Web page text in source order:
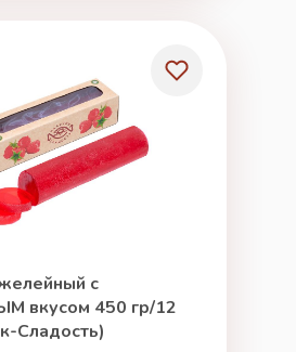
с
вкусом 450 гр/12
Сладость)